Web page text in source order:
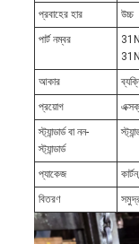
প্রবাহের হার
উচ্চ
পার্ট নম্বর
আকার
প্রয়োগ
স্ট্যান্ডার্ড বা নন-
স্ট্যান্ডার্ড
প্যাকেজ
বিতরণ